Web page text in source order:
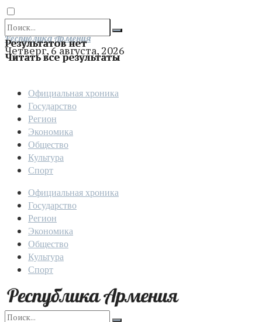
Результатов нет
Читать все результаты
Отправить
Республика Армения
Четверг, 6 августа, 2026
Официальная хроника
Государство
Регион
Экономика
Общество
Культура
Спорт
Официальная хроника
Государство
Регион
Экономика
Общество
Культура
Спорт